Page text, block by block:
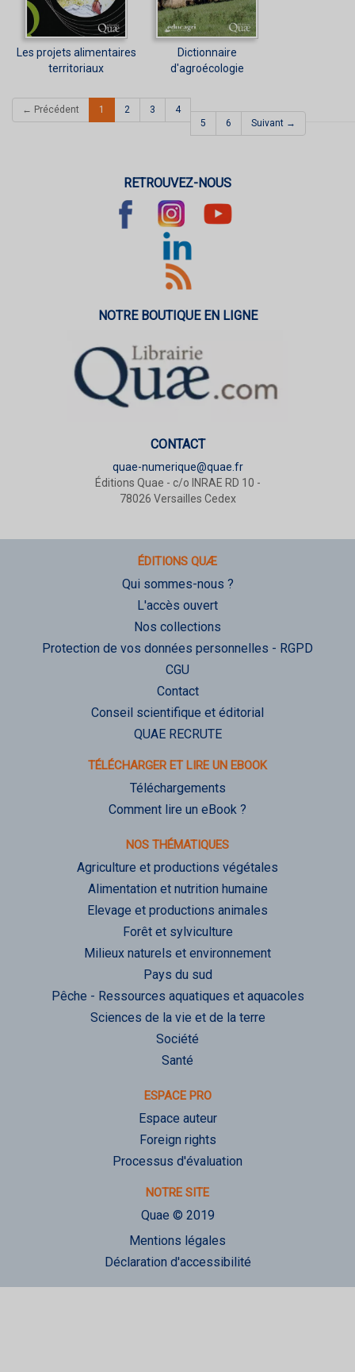
Les projets alimentaires
territoriaux
Dictionnaire
d'agroécologie
← Précédent 1 (current)
2 3
4
5
6 Suivant →
RETROUVEZ-NOUS
NOTRE BOUTIQUE EN LIGNE
CONTACT
quae-numerique@quae.fr
Éditions Quae - c/o INRAE RD 10 -
78026 Versailles Cedex
ÉDITIONS QUÆ
Qui sommes-nous ?
L'accès ouvert
Nos collections
Protection de vos données personnelles - RGPD
CGU
Contact
Conseil scientifique et éditorial
QUAE RECRUTE
TÉLÉCHARGER ET LIRE UN EBOOK
Téléchargements
Comment lire un eBook ?
NOS THÉMATIQUES
Agriculture et productions végétales
Alimentation et nutrition humaine
Elevage et productions animales
Forêt et sylviculture
Milieux naturels et environnement
Pays du sud
Pêche - Ressources aquatiques et aquacoles
Sciences de la vie et de la terre
Société
Santé
ESPACE PRO
Espace auteur
Foreign rights
Processus d'évaluation
NOTRE SITE
Quae © 2019
Mentions légales
Déclaration d'accessibilité